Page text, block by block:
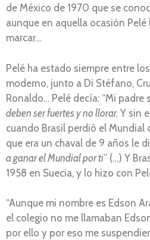
de México de 1970 que se
aunque en aquella ocasión
marcar…
Pelé ha estado siempre entre
moderno, junto a Di Stéfano,
Ronaldo… Pelé decía: “Mi padre
deben ser fuertes y no llorar. Y sin
cuando Brasil perdió el
que era un chaval de 9 años le
a ganar el Mundial por ti” (…) Y
1958 en Suecia, y lo hizo con
“Aunque mi nombre es Edson
el colegio no me llamaban
por ello y por eso me